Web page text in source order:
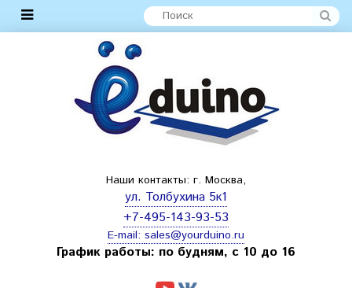
Наши контакты: г. Москва,
ул. Толбухина 5к1
+7-495-143-93-53
E-mail: sales@yourduino.ru
График работы: по будням, с 10 до 16